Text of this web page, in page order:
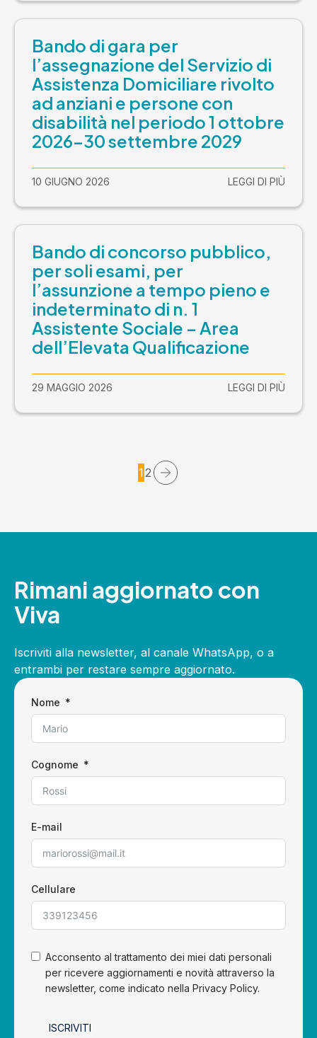
Bando di gara per
l’assegnazione del Servizio di
Assistenza Domiciliare rivolto
ad anziani e persone con
disabilità nel periodo 1 ottobre
2026-30 settembre 2029
10 GIUGNO 2026 LEGGI DI PIÙ
Bando di concorso pubblico,
per soli esami, per
l’assunzione a tempo pieno e
indeterminato di n. 1
Assistente Sociale – Area
dell’Elevata Qualificazione
29 MAGGIO 2026 LEGGI DI PIÙ
1 2
Rimani aggiornato con
Viva
Iscriviti alla newsletter, al canale WhatsApp, o a
entrambi per restare sempre aggiornato.
Nome
Cognome
E-mail
Cellulare
Acconsento al trattamento dei miei dati personali
per ricevere aggiornamenti e novità attraverso la
newsletter, come indicato nella Privacy Policy.
ISCRIVITI